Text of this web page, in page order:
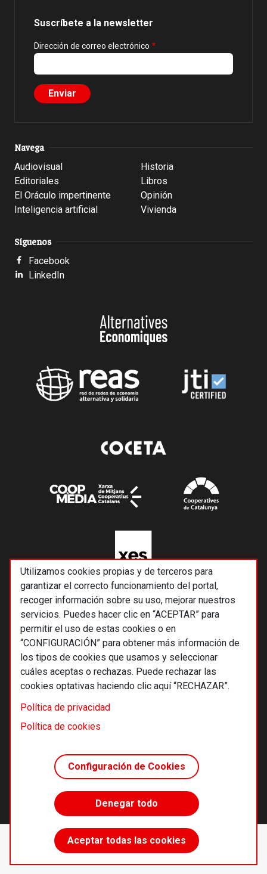
Utilizamos cookies propias y de terceros para
garantizar el correcto funcionamiento del portal,
recoger información sobre su uso, mejorar nuestros
servicios. Puedes hacer clic en “ACEPTAR” para
permitir el uso de estas cookies o en
“CONFIGURACIÓN” para obtener más información de
los tipos de cookies que usamos y seleccionar
cuáles aceptas o rechazas. Puede rechazar las
cookies optativas haciendo clic aquí “RECHAZAR”.
Política de privacidad
Política de cookies
Configuración de Cookies
Denegar todo
Aceptar todas las cookies
Accede sin límites
desde 55 €/año
Suscríbete
Suscríbete a la newsletter
Dirección de correo electrónico
Navega
Audiovisual
Editoriales
El Oráculo impertinente
Inteligencia artificial
Historia
Libros
Opinión
Vivienda
Síguenos
Facebook
LinkedIn
© 2026 Alternativas económicas SCCL
Footer
Términos y condiciones de uso
Política de cookies
Principios editoriales